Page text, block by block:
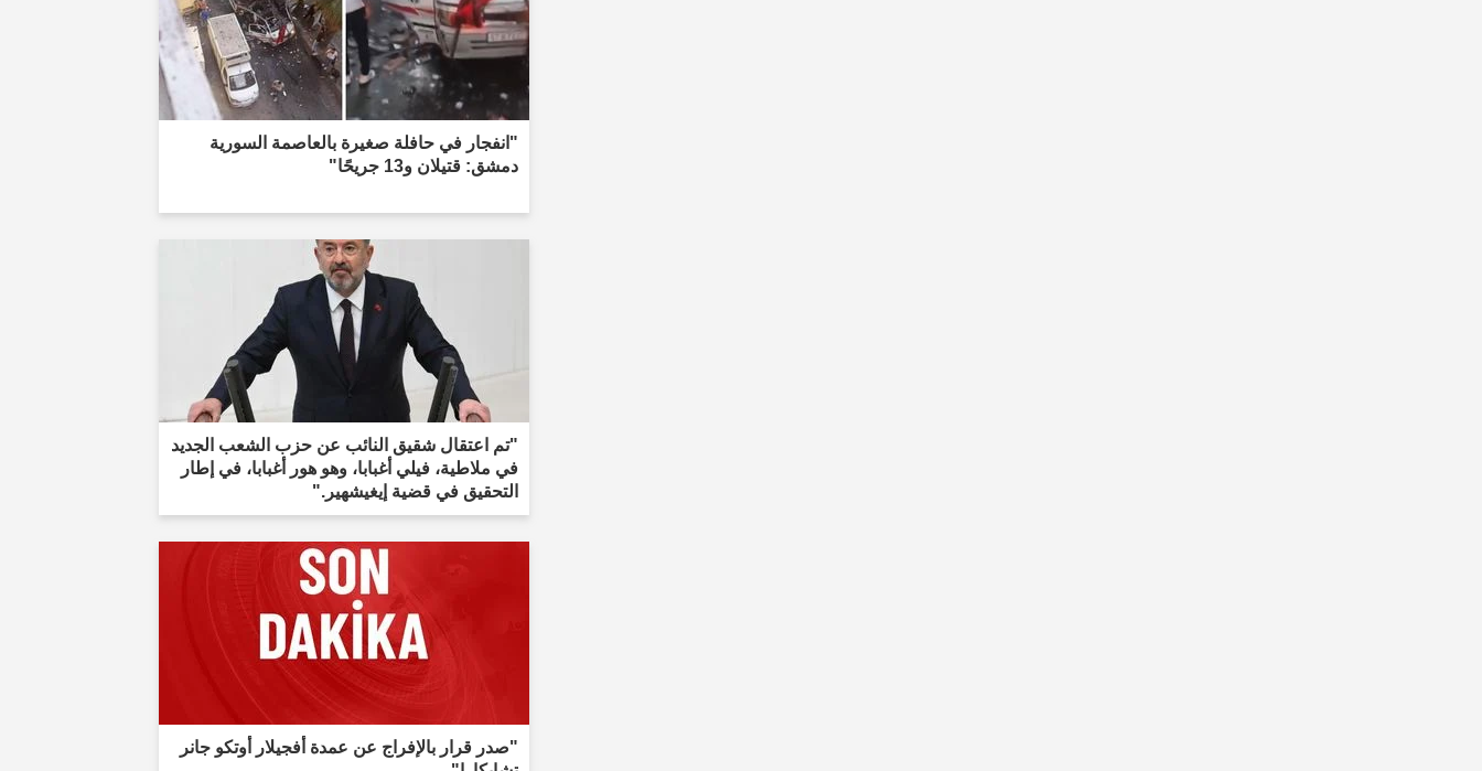
"انفجار في حافلة صغيرة بالعاصمة السورية
دمشق: قتيلان و13 جريحًا"
"تم اعتقال شقيق النائب عن حزب الشعب الجديد
في ملاطية، فيلي أغبابا، وهو هور أغبابا، في إطار
التحقيق في قضية إيغيشهير."
"صدر قرار بالإفراج عن عمدة أفجيلار أوتكو جانر